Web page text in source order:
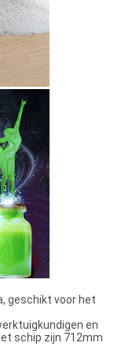
geschikt voor het
en
schip zijn 712mm